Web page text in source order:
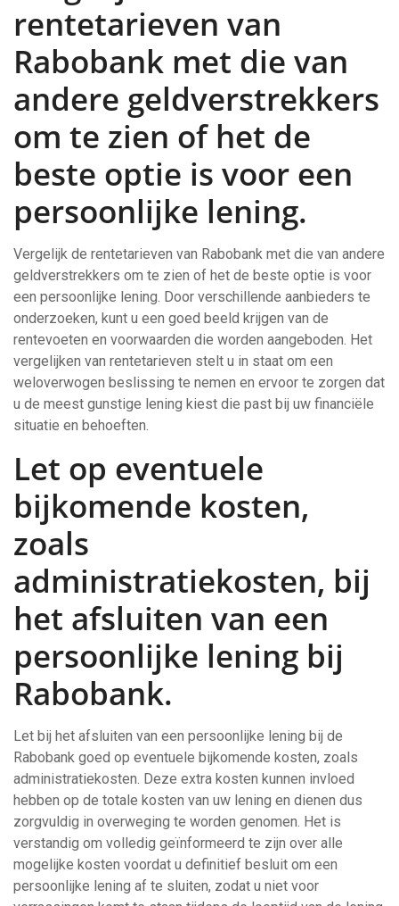
rentetarieven van
Rabobank met die van
andere geldverstrekkers
om te zien of het de
beste optie is voor een
persoonlijke lening.
Vergelijk de rentetarieven van Rabobank met die van andere
geldverstrekkers om te zien of het de beste optie is voor
een persoonlijke lening. Door verschillende aanbieders te
onderzoeken, kunt u een goed beeld krijgen van de
rentevoeten en voorwaarden die worden aangeboden. Het
vergelijken van rentetarieven stelt u in staat om een
weloverwogen beslissing te nemen en ervoor te zorgen dat
u de meest gunstige lening kiest die past bij uw financiële
situatie en behoeften.
Let op eventuele
bijkomende kosten,
zoals
administratiekosten, bij
het afsluiten van een
persoonlijke lening bij
Rabobank.
Let bij het afsluiten van een persoonlijke lening bij de
Rabobank goed op eventuele bijkomende kosten, zoals
administratiekosten. Deze extra kosten kunnen invloed
hebben op de totale kosten van uw lening en dienen dus
zorgvuldig in overweging te worden genomen. Het is
verstandig om volledig geïnformeerd te zijn over alle
mogelijke kosten voordat u definitief besluit om een
persoonlijke lening af te sluiten, zodat u niet voor